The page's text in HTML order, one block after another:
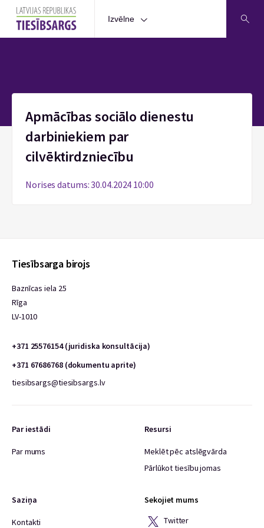
Izvēlne
Apmācības sociālo dienestu
darbiniekiem par
cilvēktirdzniecību
Norises datums: 30.04.2024 10:00
Tiesībsarga birojs
Baznīcas iela 25
Rīga
LV-1010
+371 25576154 (juridiska konsultācija)
+371 67686768 (dokumentu aprite)
tiesibsargs@tiesibsargs.lv
Par iestādi
Par mums
Resursi
Meklēt pēc atslēgvārda
Pārlūkot tiesību jomas
Saziņa
Kontakti
Sekojiet mums
Twitter